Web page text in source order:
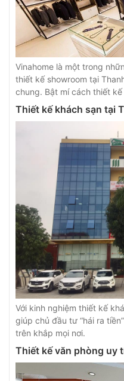
Vinahome là một trong
thiết kế showroom tại
chung. Bật mí cách thiết
kinh doanh hiệu quả
Thiết kế khách sạn tại
Với kinh nghiệm thiết kế
giúp chủ đầu tư “hái ra
trên khắp mọi nơi.
Thiết kế văn phòng uy